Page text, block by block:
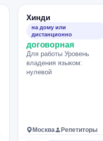
Хинди
на дому или
дистанционно
договорная
Для работы Уровень
владения языком:
нулевой
Москва
Репетиторы